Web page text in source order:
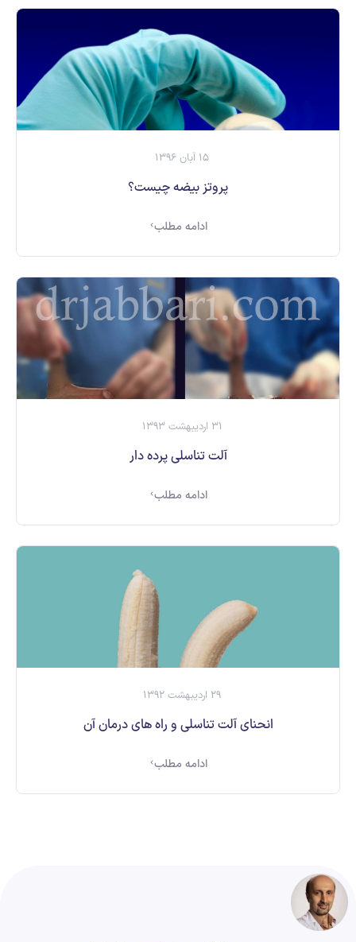
15 آبان 1396
پروتز بیضه چیست؟
ادامه مطلب
31 اردیبهشت 1393
آلت تناسلی پرده دار
ادامه مطلب
29 اردیبهشت 1392
انحنای آلت تناسلی و راه های درمان آن
ادامه مطلب